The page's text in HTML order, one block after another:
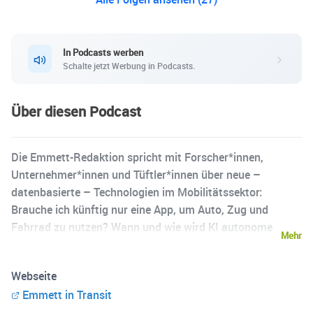
In Podcasts werben
Schalte jetzt Werbung in Podcasts.
Über diesen Podcast
Die Emmett-Redaktion spricht mit Forscher*innen,
Unternehmer*innen und Tüftler*innen über neue –
datenbasierte – Technologien im Mobilitätssektor:
Brauche ich künftig nur eine App, um Auto, Zug und
Fahrrad zu nutzen? Wann und wie wird KI autonome
künftig dann zu liefern, wenn ich auch zu Hause bin?
Warum fliegen Drohnen neuerdings Teile des 38.500
Mehr
Webseite
Emmett in Transit